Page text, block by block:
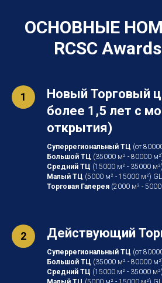
ОСНОВНЫЕ
RCSC
Новый Торговый
более 1,5 лет с
открытия)
Суперрегиональный ТЦ (от
Большой ТЦ (35000 м² - 80000
Средний ТЦ (15000 м² - 35000
Малый ТЦ (5000 м² - 15000 м²)
Торговая Галерея (2000 м² -
Действующий
Суперрегиональный ТЦ (от
Большой ТЦ (35000 м² - 80000
Средний ТЦ (15000 м² - 35000